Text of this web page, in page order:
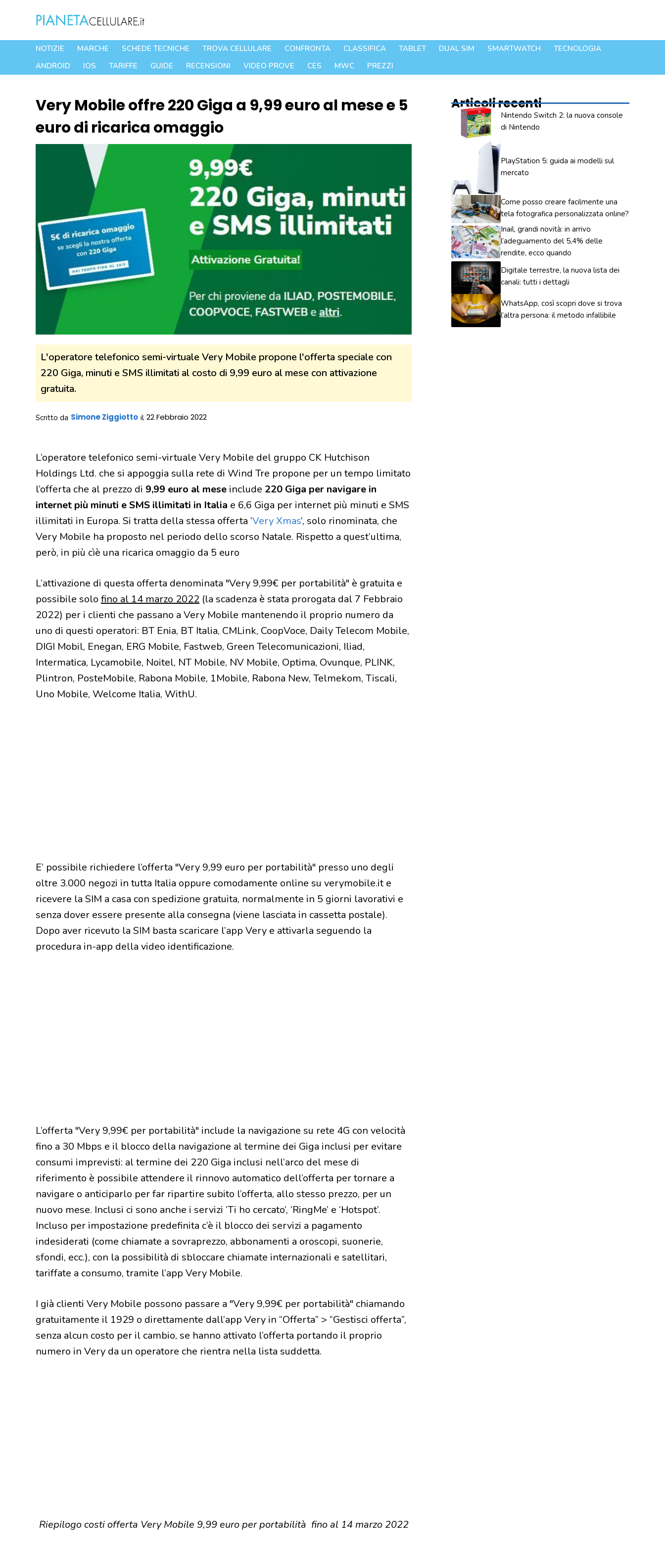
contenuto
NOTIZIE MARCHE SCHEDE TECNICHE TROVA CELLULARE CONFRONTA CLASSIFICA TABLET DUAL SIM SMARTWATCH
TECNOLOGIA
ANDROID
IOS TARIFFE GUIDE RECENSIONI VIDEO PROVE CES MWC PREZZI
Very Mobile offre 220 Giga a 9,99 euro al mese e 5
euro di ricarica omaggio
L'operatore telefonico semi-virtuale Very Mobile propone l'offerta speciale con
220 Giga, minuti e SMS illimitati al costo di 9,99 euro al mese con attivazione
gratuita.
Scritto da Simone Ziggiotto il 22 Febbraio 2022
L’operatore telefonico semi-virtuale Very Mobile del gruppo CK Hutchison
Holdings Ltd. che si appoggia sulla rete di Wind Tre propone per un tempo limitato
l’offerta che al prezzo di 9,99 euro al mese include 220 Giga per navigare in
internet più minuti e SMS illimitati in Italia e 6,6 Giga per internet più minuti e SMS
illimitati in Europa. Si tratta della stessa offerta ‘Very Xmas‘, solo rinominata, che
Very Mobile ha proposto nel periodo dello scorso Natale. Rispetto a quest’ultima,
però, in più cìè una ricarica omaggio da 5 euro
L’attivazione di questa offerta denominata "Very 9,99€ per portabilità" è gratuita e
possibile solo fino al 14 marzo 2022 (la scadenza è stata prorogata dal 7 Febbraio
2022) per i clienti che passano a Very Mobile mantenendo il proprio numero da
uno di questi operatori: BT Enia, BT Italia, CMLink, CoopVoce, Daily Telecom Mobile,
DIGI Mobil, Enegan, ERG Mobile, Fastweb, Green Telecomunicazioni, Iliad,
Intermatica, Lycamobile, Noitel, NT Mobile, NV Mobile, Optima, Ovunque, PLINK,
Plintron, PosteMobile, Rabona Mobile, 1Mobile, Rabona New, Telmekom, Tiscali,
Uno Mobile, Welcome Italia, WithU.
E’ possibile richiedere l’offerta "Very 9,99 euro per portabilità" presso uno degli
oltre 3.000 negozi in tutta Italia oppure comodamente online su verymobile.it e
ricevere la SIM a casa con spedizione gratuita, normalmente in 5 giorni lavorativi e
senza dover essere presente alla consegna (viene lasciata in cassetta postale).
Dopo aver ricevuto la SIM basta scaricare l’app Very e attivarla seguendo la
procedura in-app della video identificazione.
L’offerta "Very 9,99€ per portabilità" include la navigazione su rete 4G con velocità
fino a 30 Mbps e il blocco della navigazione al termine dei Giga inclusi per evitare
consumi imprevisti: al termine dei 220 Giga inclusi nell’arco del mese di
riferimento è possibile attendere il rinnovo automatico dell’offerta per tornare a
navigare o anticiparlo per far ripartire subito l’offerta, allo stesso prezzo, per un
nuovo mese. Inclusi ci sono anche i servizi ‘Ti ho cercato’, ‘RingMe’ e ‘Hotspot’.
Incluso per impostazione predefinita c’è il blocco dei servizi a pagamento
indesiderati (come chiamate a sovraprezzo, abbonamenti a oroscopi, suonerie,
sfondi, ecc.), con la possibilità di sbloccare chiamate internazionali e satellitari,
tariffate a consumo, tramite l’app Very Mobile.
I già clienti Very Mobile possono passare a "Very 9,99€ per portabilità" chiamando
gratuitamente il 1929 o direttamente dall’app Very in “Offerta” > “Gestisci offerta”,
senza alcun costo per il cambio, se hanno attivato l’offerta portando il proprio
numero in Very da un operatore che rientra nella lista suddetta.
Riepilogo costi offerta Very Mobile 9,99 euro per portabilità fino al 14 marzo 2022
Articoli recenti
Nintendo Switch 2: la nuova console
di Nintendo
PlayStation 5: guida ai modelli sul
mercato
Come posso creare facilmente una
tela fotografica personalizzata online?
Inail, grandi novità: in arrivo
l’adeguamento del 5,4% delle
rendite, ecco quando
Digitale terrestre, la nuova lista dei
canali: tutti i dettagli
WhatsApp, così scopri dove si trova
l’altra persona: il metodo infallibile